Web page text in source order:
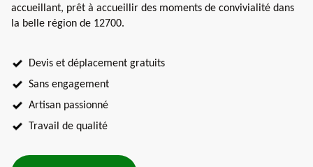
accueillant, prêt à accueillir des moments de convivialité dans
la belle région de 12700.
Devis et déplacement gratuits
Sans engagement
Artisan passionné
Travail de qualité